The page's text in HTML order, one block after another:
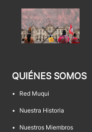
QUIÉNES SOMOS
• Red Muqui
• Nuestra Historia
• Nuestros Miembros